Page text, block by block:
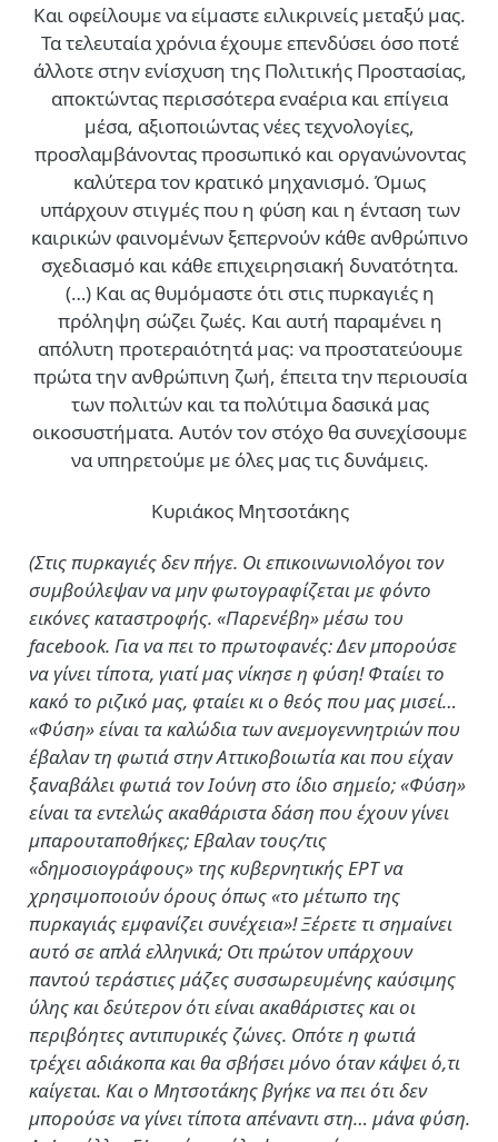
Και οφείλουμε να είμαστε ειλικρινείς μεταξύ μας.
Τα τελευταία χρόνια έχουμε επενδύσει όσο ποτέ
άλλοτε στην ενίσχυση της Πολιτικής Προστασίας,
αποκτώντας περισσότερα εναέρια και επίγεια
μέσα, αξιοποιώντας νέες τεχνολογίες,
προσλαμβάνοντας προσωπικό και οργανώνοντας
καλύτερα τον κρατικό μηχανισμό. Όμως
υπάρχουν στιγμές που η φύση και η ένταση των
καιρικών φαινομένων ξεπερνούν κάθε ανθρώπινο
σχεδιασμό και κάθε επιχειρησιακή δυνατότητα.
(…) Και ας θυμόμαστε ότι στις πυρκαγιές η
πρόληψη σώζει ζωές. Και αυτή παραμένει η
απόλυτη προτεραιότητά μας: να προστατεύουμε
πρώτα την ανθρώπινη ζωή, έπειτα την περιουσία
των πολιτών και τα πολύτιμα δασικά μας
οικοσυστήματα. Αυτόν τον στόχο θα συνεχίσουμε
να υπηρετούμε με όλες μας τις δυνάμεις.
Κυριάκος Μητσοτάκης
(Στις πυρκαγιές δεν πήγε. Οι επικοινωνιολόγοι τον
συμβούλεψαν να μην φωτογραφίζεται με φόντο
εικόνες καταστροφής. «Παρενέβη» μέσω του
facebook. Για να πει το πρωτοφανές: Δεν μπορούσε
να γίνει τίποτα, γιατί μας νίκησε η φύση! Φταίει το
κακό το ριζικό μας, φταίει κι ο θεός που μας μισεί…
«Φύση» είναι τα καλώδια των ανεμογεννητριών που
έβαλαν τη φωτιά στην Αττικοβοιωτία και που είχαν
ξαναβάλει φωτιά τον Ιούνη στο ίδιο σημείο; «Φύση»
είναι τα εντελώς ακαθάριστα δάση που έχουν γίνει
μπαρουταποθήκες; Εβαλαν τους/τις
«δημοσιογράφους» της κυβερνητικής ΕΡΤ να
χρησιμοποιούν όρους όπως «το μέτωπο της
πυρκαγιάς εμφανίζει συνέχεια»! Ξέρετε τι σημαίνει
αυτό σε απλά ελληνικά; Οτι πρώτον υπάρχουν
παντού τεράστιες μάζες συσσωρευμένης καύσιμης
ύλης και δεύτερον ότι είναι ακαθάριστες και οι
περιβόητες αντιπυρικές ζώνες. Οπότε η φωτιά
τρέχει αδιάκοπα και θα σβήσει μόνο όταν κάψει ό,τι
καίγεται. Και ο Μητσοτάκης βγήκε να πει ότι δεν
μπορούσε να γίνει τίποτα απέναντι στη… μάνα φύση.